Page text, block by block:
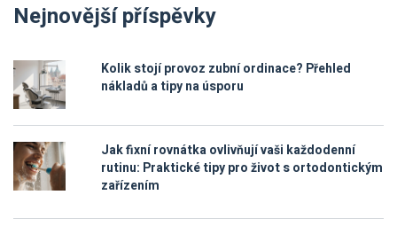
Nejnovější příspěvky
Kolik stojí provoz zubní ordinace? Přehled
nákladů a tipy na úsporu
Jak fixní rovnátka ovlivňují vaši každodenní
rutinu: Praktické tipy pro život s ortodontickým
zařízením